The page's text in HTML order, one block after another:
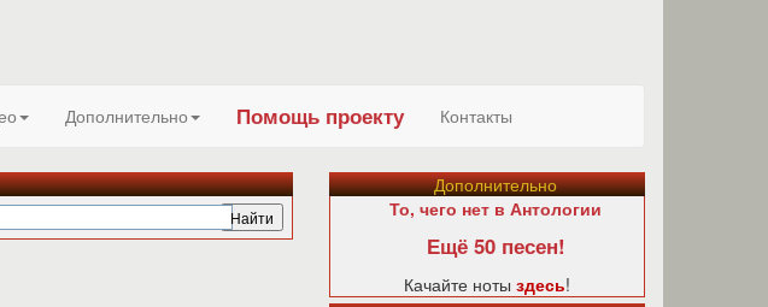
Дополнительно Помощь проекту Контакты
Дополнительно
То, чего нет в Антологии
Ещё 50 песен!
Качайте ноты здесь!